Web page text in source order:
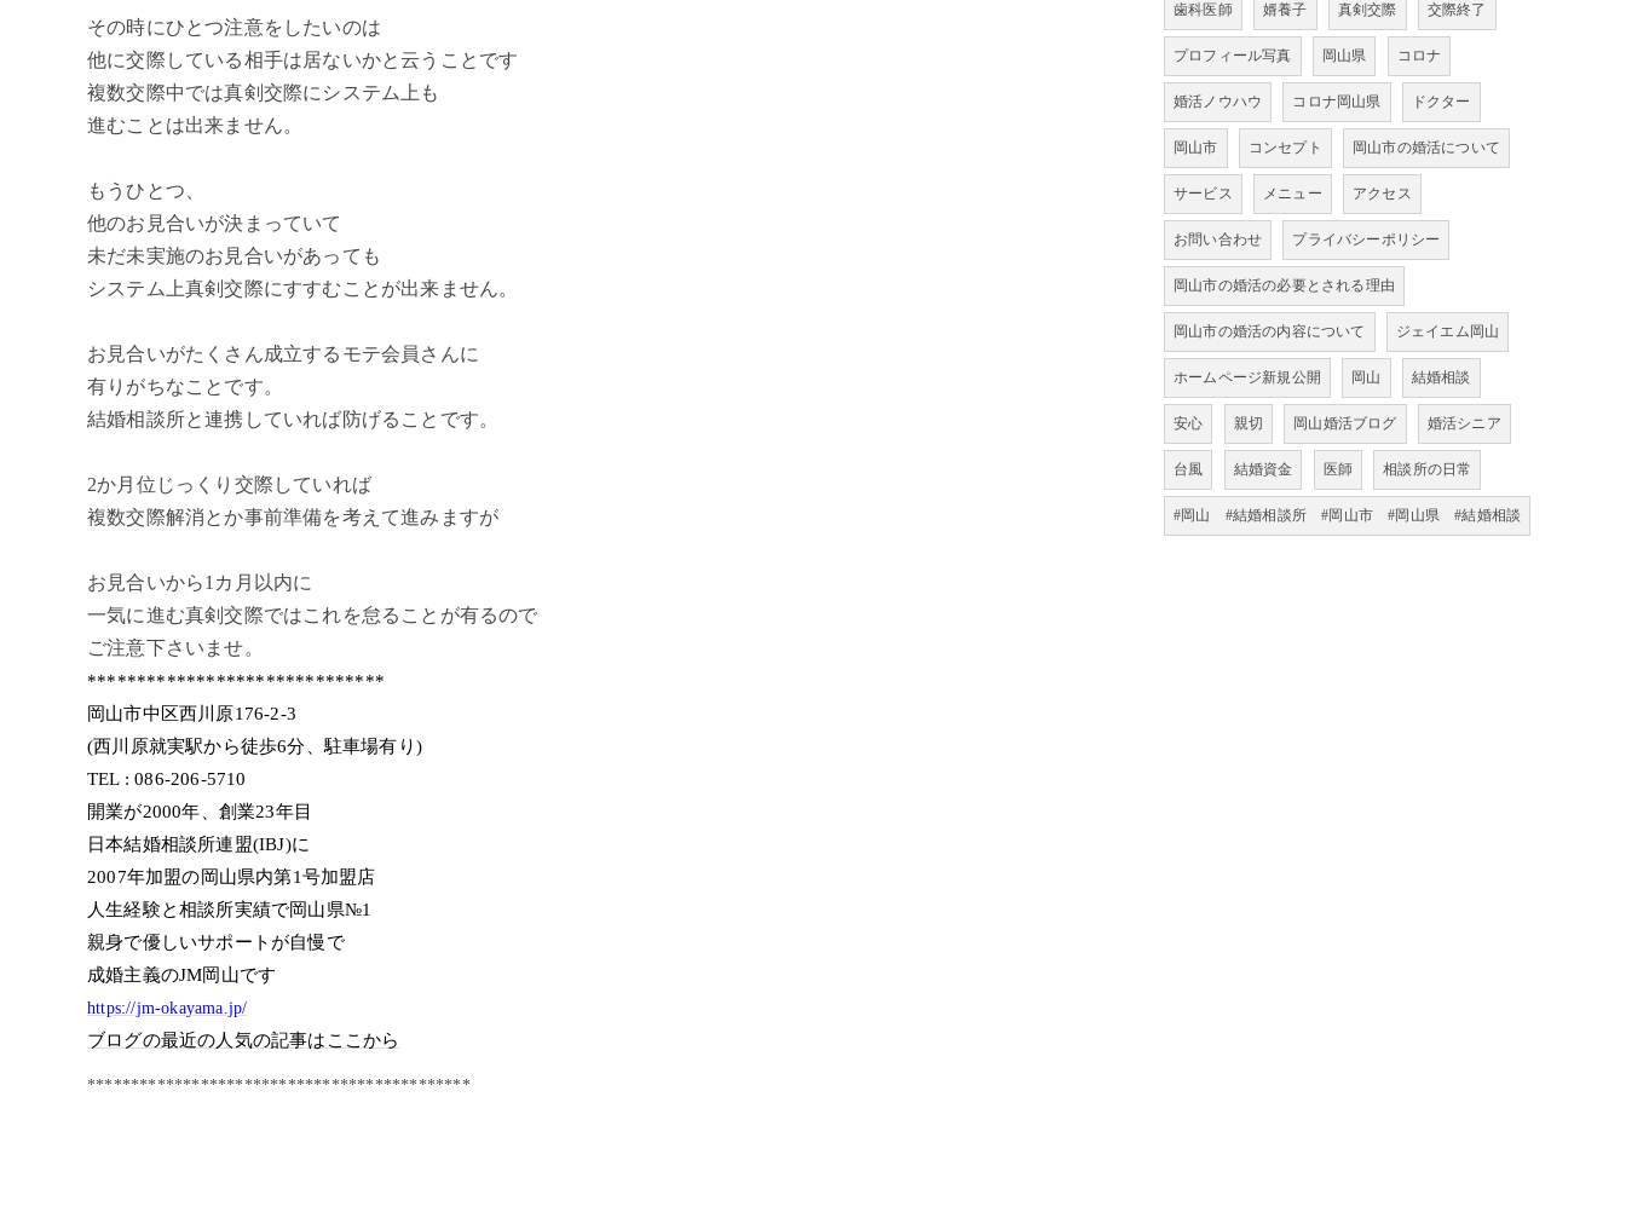
その時にひとつ注意をしたいのは
他に交際している相手は居ないかと云うことです
複数交際中では真剣交際にシステム上も
進むことは出来ません。
もうひとつ、
他のお見合いが決まっていて
未だ未実施のお見合いがあっても
システム上真剣交際にすすむことが出来ません。
お見合いがたくさん成立するモテ会員さんに
有りがちなことです。
結婚相談所と連携していれば防げることです。
2か月位じっくり交際していれば
複数交際解消とか事前準備を考えて進みますが
お見合いから1カ月以内に
一気に進む真剣交際ではこれを怠ることが有るので
ご注意下さいませ。
******************************
岡山市中区西川原176-2-3
(西川原就実駅から徒歩6分、駐車場有り)
TEL : 086-206-5710
開業が2000年、創業23年目
日本結婚相談所連盟(IBJ)に
2007年加盟の岡山県内第1号加盟店
人生経験と相談所実績で岡山県№1
親身で優しいサポートが自慢で
成婚主義のJM岡山です
https://jm-okayama.jp/
ブログの最近の人気の記事はここから
********************************************
歯科医師 婿養子 真剣交際 交際終了
プロフィール写真 岡山県 コロナ
婚活ノウハウ コロナ岡山県 ドクター
岡山市 コンセプト 岡山市の婚活について
サービス メニュー アクセス
お問い合わせ プライバシーポリシー
岡山市の婚活の必要とされる理由
岡山市の婚活の内容について ジェイエム岡山
ホームページ新規公開 岡山 結婚相談
安心 親切 岡山婚活ブログ 婚活シニア
台風 結婚資金 医師 相談所の日常
#岡山 #結婚相談所 #岡山市 #岡山県 #結婚相談